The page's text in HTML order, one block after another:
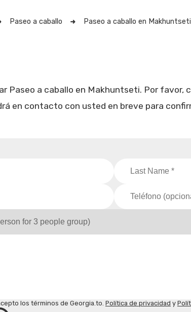
Paseo a caballo Paseo a caballo en Makhuntseti
Paseo a caballo en Makhuntseti. Por
en contacto con usted en breve para
los términos de Georgia.to. Política de privacidad y